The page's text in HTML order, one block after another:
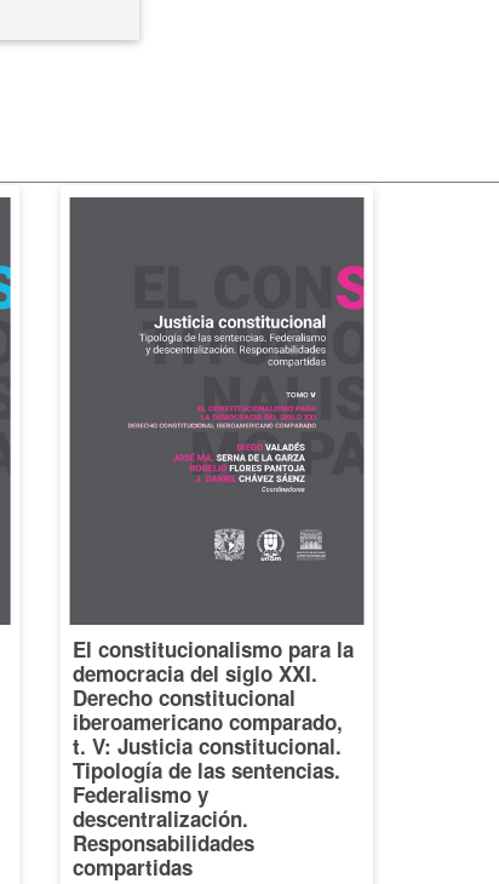
El constitucionalismo para la
democracia del siglo XXI.
Derecho constitucional
iberoamericano comparado,
t. V: Justicia constitucional.
Tipología de las sentencias.
Federalismo y
descentralización.
Responsabilidades
compartidas